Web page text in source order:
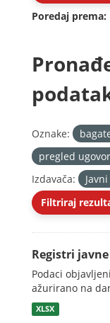
Poredaj prema
Oznake:
pregled
Izdavača:
Filtriraj
Registri
Podaci
ažurirano na
XLSX